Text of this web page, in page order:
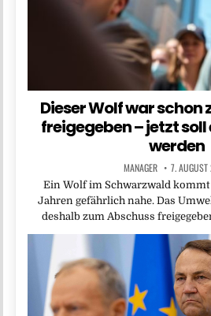
Dieser Wolf war schon
freigegeben – jetzt
werden
MANAGER 7.
Ein Wolf im Schwarzwald kommt
Jahren gefährlich nahe. Das
deshalb zum Abschuss